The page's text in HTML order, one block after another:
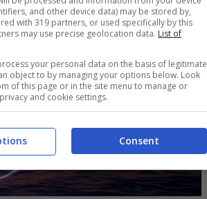
and other device data) may be stored by,
with 319 partners, or used specifically by this
may use precise geolocation data. List of
your personal data on the basis of legitimate
object to by managing your options below. Look
of this page or in the site menu to manage or
and cookie settings.
Consent